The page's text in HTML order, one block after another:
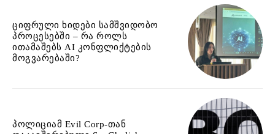
ციფრული ხიდები სამშვიდობო
პროცესებში – რა როლს
ითამაშებს AI კონფლიქტების
მოგვარებაში?
პოლიციამ Evil Corp-თან